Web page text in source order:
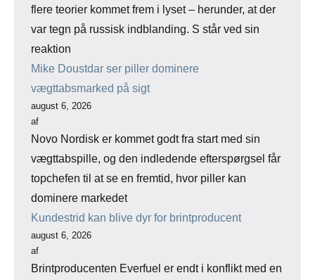
flere teorier kommet frem i lyset – herunder, at der
var tegn på russisk indblanding. S står ved sin
reaktion
Mike Doustdar ser piller dominere
vægttabsmarked på sigt
august 6, 2026
af
Novo Nordisk er kommet godt fra start med sin
vægttabspille, og den indledende efterspørgsel får
topchefen til at se en fremtid, hvor piller kan
dominere markedet
Kundestrid kan blive dyr for brintproducent
august 6, 2026
af
Brintproducenten Everfuel er endt i konflikt med en